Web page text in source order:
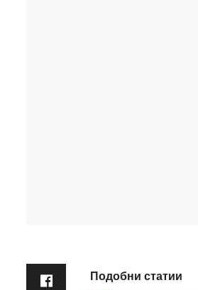
Подобни статии